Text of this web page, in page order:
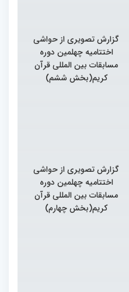
گزارش تصویری از حواشی
اختتامیه چهلمین دوره
مسابقات بین المللی قرآن
کریم(بخش ششم)
گزارش تصویری از حواشی
اختتامیه چهلمین دوره
مسابقات بین المللی قرآن
کریم(بخش چهارم)